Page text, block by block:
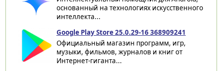
основанный на технологиях искусственного
интеллекта...
Google Play Store 25.0.29-16 368909241
Официальный магазин программ, игр,
музыки, фильмов, журналов и книг от
Интернет-гиганта...